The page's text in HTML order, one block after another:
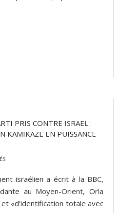
PRIS CONTRE ISRAEL :
KAMIKAZE EN PUISSANCE
israélien a écrit à la BBC,
au Moyen-Orient, Orla
«d’identification totale avec